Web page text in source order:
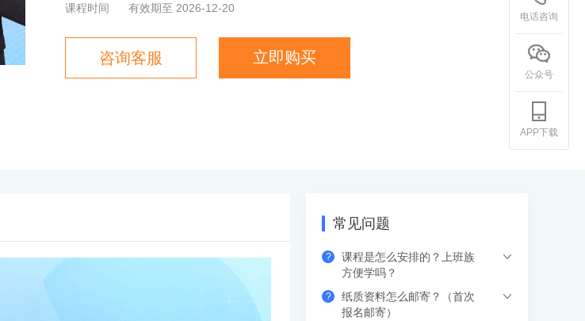
课程时间
有效期至 2026-12-20
咨询客服 立即购买
常见问题
?
课程是怎么安排的？上班族
方便学吗？
希赛的直播课程都是安排在工作日的晚上
?
纸质资料怎么邮寄？（首次
报名邮寄）
电话咨询
公众号
APP下载